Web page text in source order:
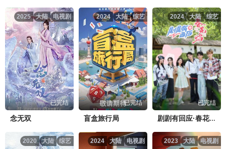
电视剧
大陆
2025
已完结
念无双
综艺
大陆
2024
已完结
盲盒旅行局
综艺
大陆
2024
已完结
剧剧有回应·春花焰
综艺
大陆
2020 电视剧
大陆
2024 电视剧
大陆
2023